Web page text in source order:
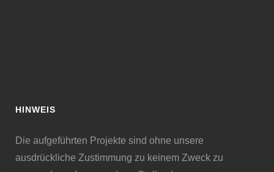
HINWEIS
Die aufgeführten Projekte sind ohne unsere
ausdrückliche Zustimmung zu keinem Zweck zu